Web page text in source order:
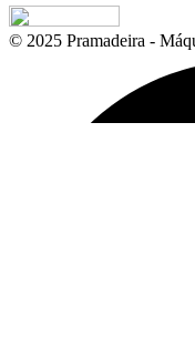
© 2025 Pramadeira -